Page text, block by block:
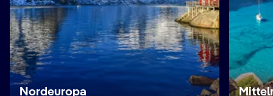
Nordeuropa